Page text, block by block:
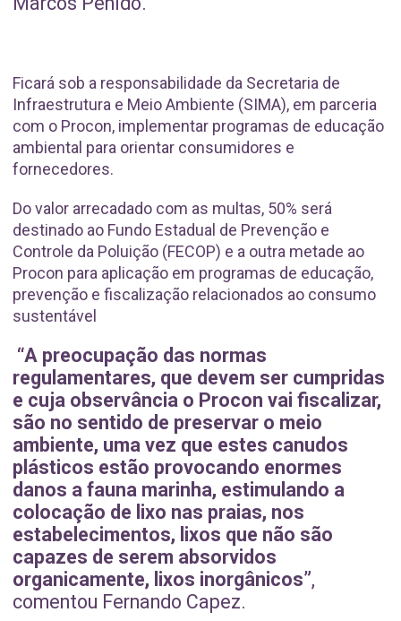
Ficará sob a responsabilidade da Secretaria de
Infraestrutura e Meio Ambiente (SIMA), em parceria
com o Procon, implementar programas de educação
ambiental para orientar consumidores e
fornecedores.
Do valor arrecadado com as multas, 50% será
destinado ao Fundo Estadual de Prevenção e
Controle da Poluição (FECOP) e a outra metade ao
Procon para aplicação em programas de educação,
prevenção e fiscalização relacionados ao consumo
sustentável
“A preocupação das normas
regulamentares, que devem ser cumpridas
e cuja observância o Procon vai fiscalizar,
são no sentido de preservar o meio
ambiente, uma vez que estes canudos
plásticos estão provocando enormes
danos a fauna marinha, estimulando a
colocação de lixo nas praias, nos
estabelecimentos, lixos que não são
capazes de serem absorvidos
organicamente, lixos inorgânicos”,
comentou Fernando Capez.